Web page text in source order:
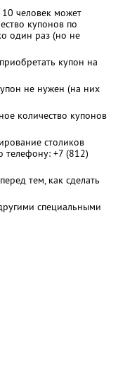
человек может
купонов по
один раз (но не
купон на
не нужен (на них
количество купонов
столиков
телефону: +7 (812)
тем, как сделать
специальными